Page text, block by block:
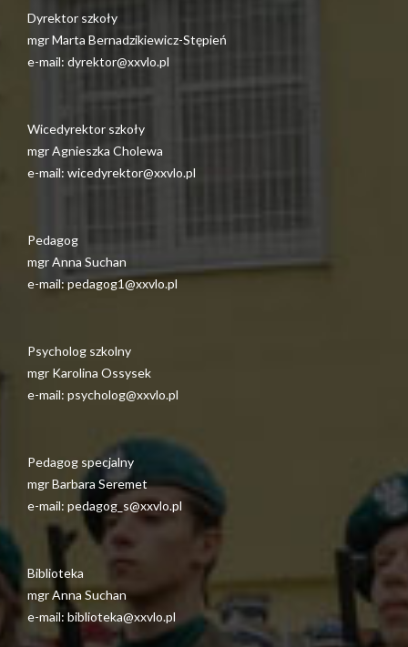
Dyrektor szkoły
mgr Marta Bernadzikiewicz-Stępień
e-mail: dyrektor@xxvlo.pl
Wicedyrektor szkoły
mgr Agnieszka Cholewa
e-mail: wicedyrektor@xxvlo.pl
Pedagog
mgr Anna Suchan
e-mail: pedagog1@xxvlo.pl
Psycholog szkolny
mgr Karolina Ossysek
e-mail: psycholog@xxvlo.pl
Pedagog specjalny
mgr Barbara Seremet
e-mail: pedagog_s@xxvlo.pl
Biblioteka
mgr Anna Suchan
e-mail: biblioteka@xxvlo.pl